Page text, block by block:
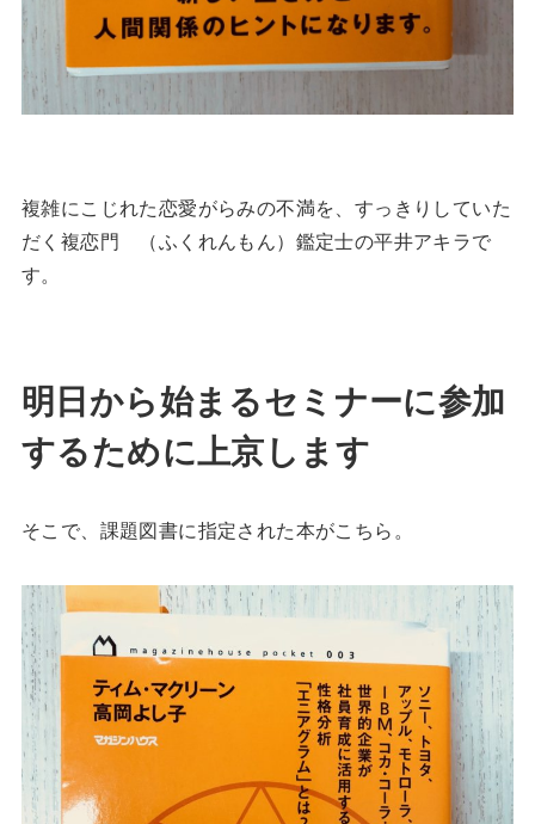
複雑にこじれた恋愛がらみの不満を、すっきりしていた
だく複恋門 （ふくれんもん）鑑定士の平井アキラで
す。
明日から始まるセミナーに参加
するために上京します
そこで、課題図書に指定された本がこちら。